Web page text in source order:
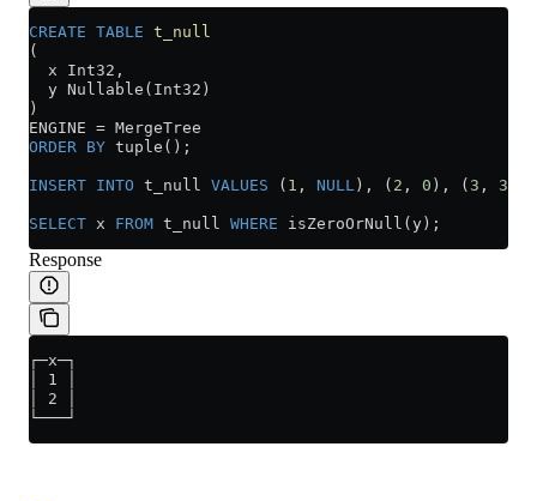
CREATE TABLE t_null
(
  x Int32,
  y Nullable(Int32)
)
ENGINE = MergeTree
ORDER BY tuple();
INSERT INTO t_null VALUES ( 1 , NULL ), ( 2 , 0 ), ( 3 , 3
SELECT x FROM t_null WHERE isZeroOrNull(y);
Response
┌─x─┐
│ 1 │
│ 2 │
└───┘